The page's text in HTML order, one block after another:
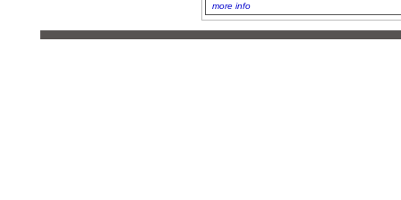
more info